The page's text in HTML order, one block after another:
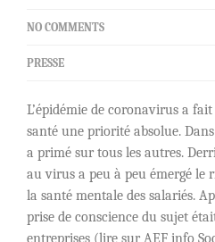
NO COMMENTS
PRESSE
L’épidémie de coronavirus a
santé une priorité absolue.
a primé sur tous les autres.
au virus a peu à peu émergé le
la santé mentale des salariés.
prise de conscience du sujet